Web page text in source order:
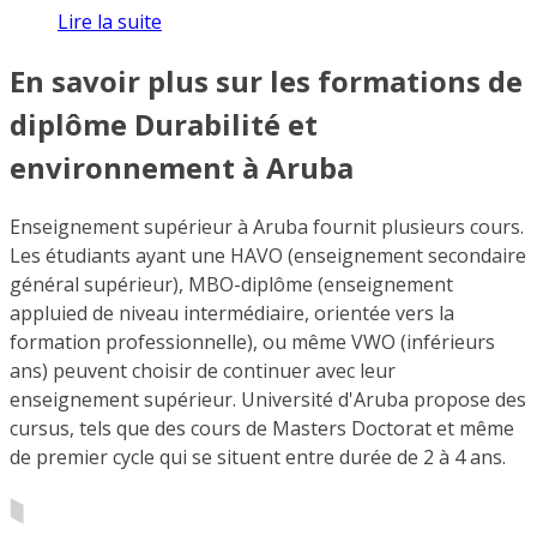
Lire la suite
En savoir plus sur les formations de
diplôme Durabilité et
environnement à Aruba
Enseignement supérieur à Aruba fournit plusieurs cours.
Les étudiants ayant une HAVO (enseignement secondaire
général supérieur), MBO-diplôme (enseignement
appluied de niveau intermédiaire, orientée vers la
formation professionnelle), ou même VWO (inférieurs
ans) peuvent choisir de continuer avec leur
enseignement supérieur. Université d'Aruba propose des
cursus, tels que des cours de Masters Doctorat et même
de premier cycle qui se situent entre durée de 2 à 4 ans.